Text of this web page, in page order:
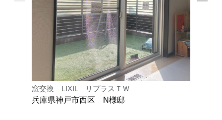
窓交換 LIXIL リプラスＴＷ
兵庫県神戸市西区 N様邸